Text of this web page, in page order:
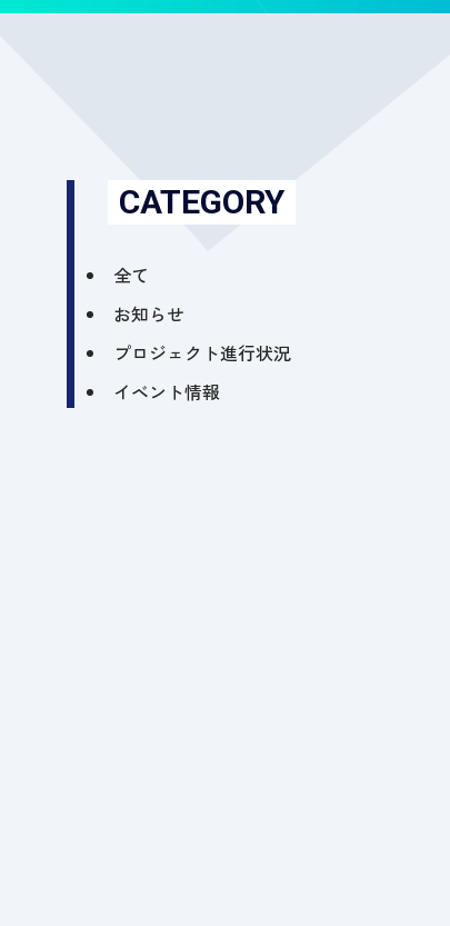
CATEGORY
全て
お知らせ
プロジェクト進行状況
イベント情報